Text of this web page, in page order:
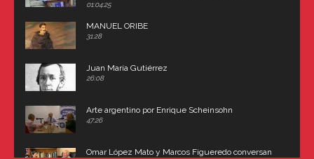
(Uruguay)
01:04:25
MANUEL ORIBE
31:28
Juan María Gutiérrez
26:08
Arte argentino por Enrique Scheinsohn
47:26
Omar López Mato y Marcos Figueredo conversan